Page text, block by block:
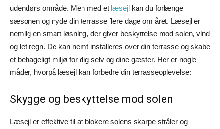
udendørs område. Men med et læsejl kan du forlænge
sæsonen og nyde din terrasse flere dage om året. Læsejl er
nemlig en smart løsning, der giver beskyttelse mod solen, vind
og let regn. De kan nemt installeres over din terrasse og skabe
et behageligt miljø for dig selv og dine gæster. Her er nogle
måder, hvorpå læsejl kan forbedre din terrasseoplevelse:
Skygge og beskyttelse mod solen
Læsejl er effektive til at blokere solens skarpe stråler og